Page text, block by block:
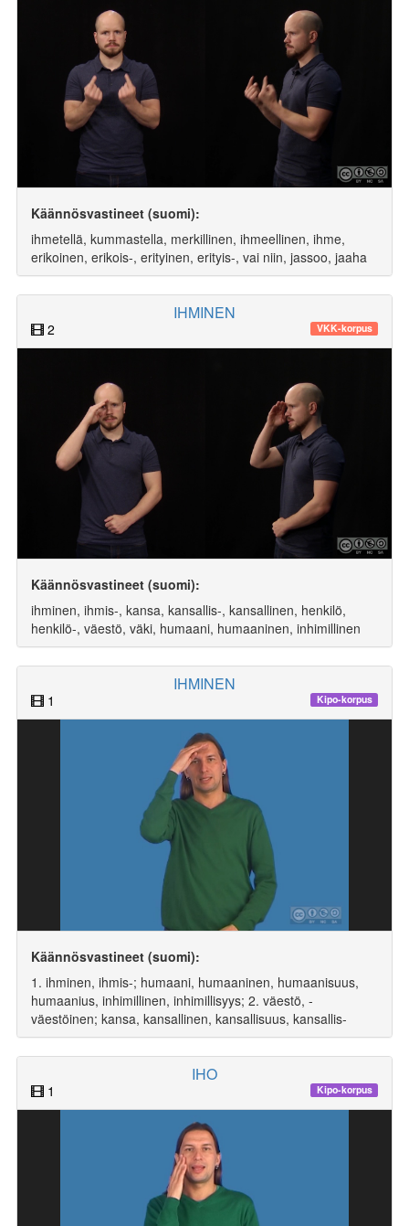
Käännösvastineet (suomi):
ihmetellä, kummastella, merkillinen, ihmeellinen, ihme,
erikoinen, erikois-, erityinen, erityis-, vai niin, jassoo, jaaha
IHMINEN
2 VKK-korpus
Käännösvastineet (suomi):
ihminen, ihmis-, kansa, kansallis-, kansallinen, henkilö,
henkilö-, väestö, väki, humaani, humaaninen, inhimillinen
IHMINEN
1 Kipo-korpus
Käännösvastineet (suomi):
1. ihminen, ihmis-; humaani, humaaninen, humaanisuus,
humaanius, inhimillinen, inhimillisyys; 2. väestö, -
väestöinen; kansa, kansallinen, kansallisuus, kansallis-
IHO
1 Kipo-korpus